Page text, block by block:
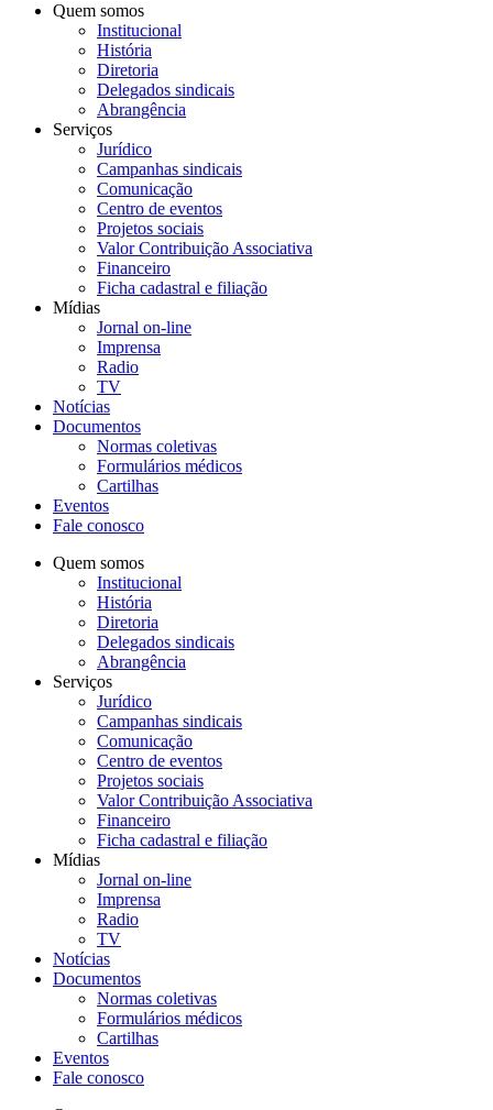
Quem somos
Institucional
História
Diretoria
Delegados sindicais
Abrangência
Serviços
Jurídico
Campanhas sindicais
Comunicação
Centro de eventos
Projetos sociais
Valor Contribuição Associativa
Financeiro
Ficha cadastral e filiação
Mídias
Jornal on-line
Imprensa
Radio
TV
Notícias
Documentos
Normas coletivas
Formulários médicos
Cartilhas
Eventos
Fale conosco
Quem somos
Institucional
História
Diretoria
Delegados sindicais
Abrangência
Serviços
Jurídico
Campanhas sindicais
Comunicação
Centro de eventos
Projetos sociais
Valor Contribuição Associativa
Financeiro
Ficha cadastral e filiação
Mídias
Jornal on-line
Imprensa
Radio
TV
Notícias
Documentos
Normas coletivas
Formulários médicos
Cartilhas
Eventos
Fale conosco